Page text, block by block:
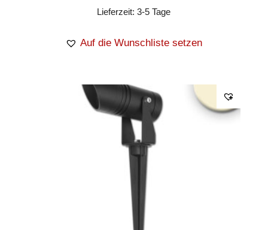
Lieferzeit:3-5 Tage
Auf die Wunschliste setzen